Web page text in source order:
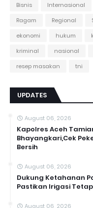
Bisnis Internasional
Ragam
Regional
ekonomi
hukum
kriminal
nasional
resep masakan
tni
UPDATES
August 06, 2026
Kapolres Aceh
Bhayangkari,Cek
Bersih
August 06, 2026
Dukung Ketahanan
Pastikan Irigasi
August 06, 2026